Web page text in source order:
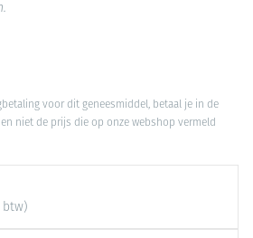
voor dit geneesmiddel, betaal je in de
niet de prijs die op onze webshop vermeld
btw)